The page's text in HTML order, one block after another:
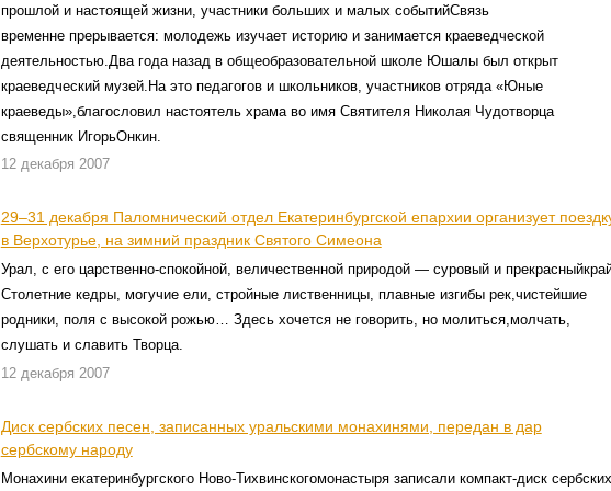
прошлой и настоящей жизни, участники больших и малых событийСвязь
временне прерывается: молодежь изучает историю и занимается краеведческой
деятельностью.Два года назад в общеобразовательной школе Юшалы был открыт
краеведческий музей.На это педагогов и школьников, участников отряда «Юные
краеведы»,благословил настоятель храма во имя Святителя Николая Чудотворца
священник ИгорьОнкин.
12 декабря 2007
29–31 декабря Паломнический отдел Екатеринбургской епархии организует
в Верхотурье, на зимний праздник Святого Симеона
Урал, с его царственно-спокойной, величественной природой — суровый и
Столетние кедры, могучие ели, стройные лиственницы, плавные изгибы рек,чистейшие
родники, поля с высокой рожью… Здесь хочется не говорить, но молиться,молчать,
слушать и славить Творца.
12 декабря 2007
Диск сербских песен, записанных уральскими монахинями, передан в дар
сербскому народу
Монахини екатеринбургского Ново-Тихвинскогомонастыря записали компакт-диск сербских